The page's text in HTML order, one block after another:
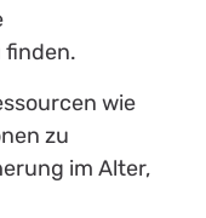
finden.
wie
zu
im Alter,